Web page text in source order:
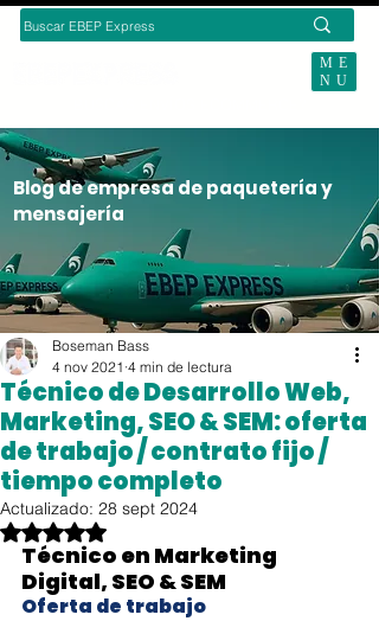
ME
NU
Blog de empresa de paquetería y
mensajería
Técnico de Desarrollo Web,
Marketing, SEO & SEM: oferta
de trabajo / contrato fijo /
tiempo completo
Boseman Bass
4 nov 2021 4 min de lectura
Actualizado: 28 sept 2024
Obtuvo NaN de 5 estrellas.
Técnico en Marketing
Digital, SEO & SEM
Oferta de trabajo